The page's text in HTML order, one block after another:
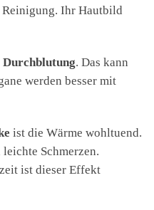
Ihr Hautbild
Durchblutung. Das kann
werden besser mit
ist die Wärme wohltuend.
Schmerzen.
ist dieser Effekt